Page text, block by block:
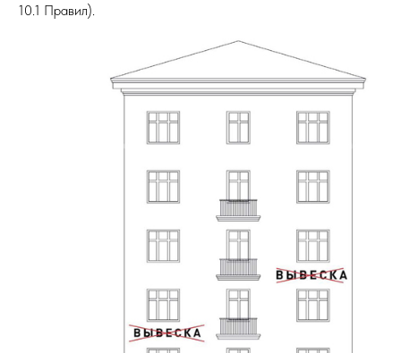
10.1 Правил).